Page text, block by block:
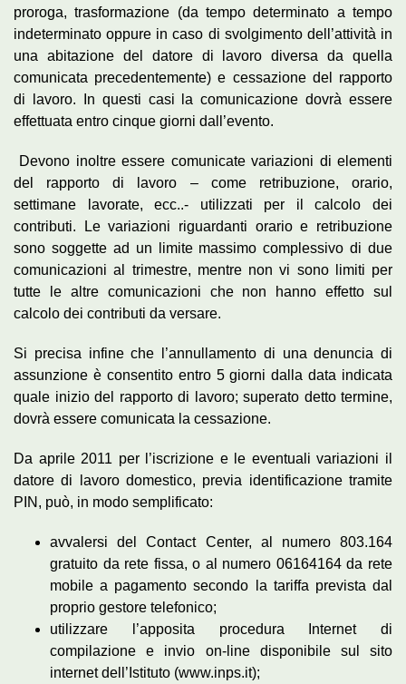
proroga, trasformazione (da tempo determinato a tempo
indeterminato oppure in caso di svolgimento dell’attività in
una abitazione del datore di lavoro diversa da quella
comunicata precedentemente) e cessazione del rapporto
di lavoro. In questi casi la comunicazione dovrà essere
effettuata entro cinque giorni dall’evento.
Devono inoltre essere comunicate variazioni di elementi
del rapporto di lavoro – come retribuzione, orario,
settimane lavorate, ecc..- utilizzati per il calcolo dei
contributi. Le variazioni riguardanti orario e retribuzione
sono soggette ad un limite massimo complessivo di due
comunicazioni al trimestre, mentre non vi sono limiti per
tutte le altre comunicazioni che non hanno effetto sul
calcolo dei contributi da versare.
Si precisa infine che l’annullamento di una denuncia di
assunzione è consentito entro 5 giorni dalla data indicata
quale inizio del rapporto di lavoro; superato detto termine,
dovrà essere comunicata la cessazione.
Da aprile 2011 per l’iscrizione e le eventuali variazioni il
datore di lavoro domestico, previa identificazione tramite
PIN, può, in modo semplificato:
avvalersi del Contact Center, al numero 803.164
gratuito da rete fissa, o al numero 06164164 da rete
mobile a pagamento secondo la tariffa prevista dal
proprio gestore telefonico;
utilizzare l’apposita procedura Internet di
compilazione e invio on-line disponibile sul sito
internet dell’Istituto (www.inps.it);